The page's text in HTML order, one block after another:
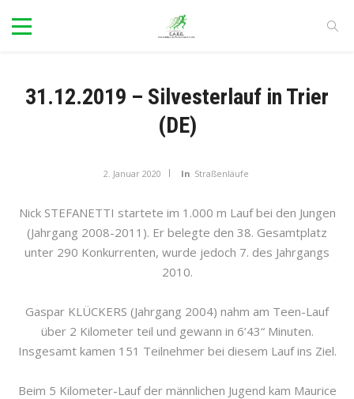
31.12.2019 – Silvesterlauf in Trier
(DE)
2. Januar 2020 In Straßenläufe
Nick STEFANETTI startete im 1.000 m Lauf bei den Jungen
(Jahrgang 2008-2011). Er belegte den 38. Gesamtplatz
unter 290 Konkurrenten, wurde jedoch 7. des Jahrgangs
2010.
Gaspar KLÜCKERS (Jahrgang 2004) nahm am Teen-Lauf
über 2 Kilometer teil und gewann in 6’43“ Minuten.
Insgesamt kamen 151 Teilnehmer bei diesem Lauf ins Ziel.
Beim 5 Kilometer-Lauf der männlichen Jugend kam Maurice